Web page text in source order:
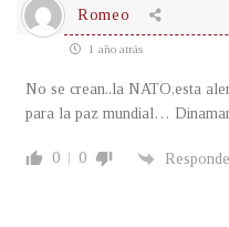
Romeo
1 año atrás
No se crean..la NATO,esta
para la paz mundial…
0 0